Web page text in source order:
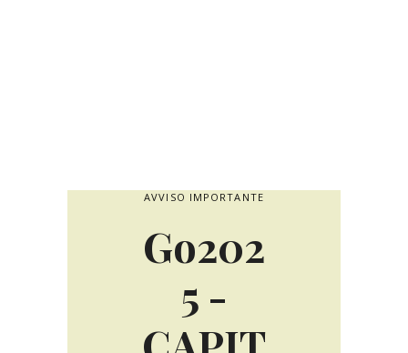
AVVISO IMPORTANTE
Go202
5 -